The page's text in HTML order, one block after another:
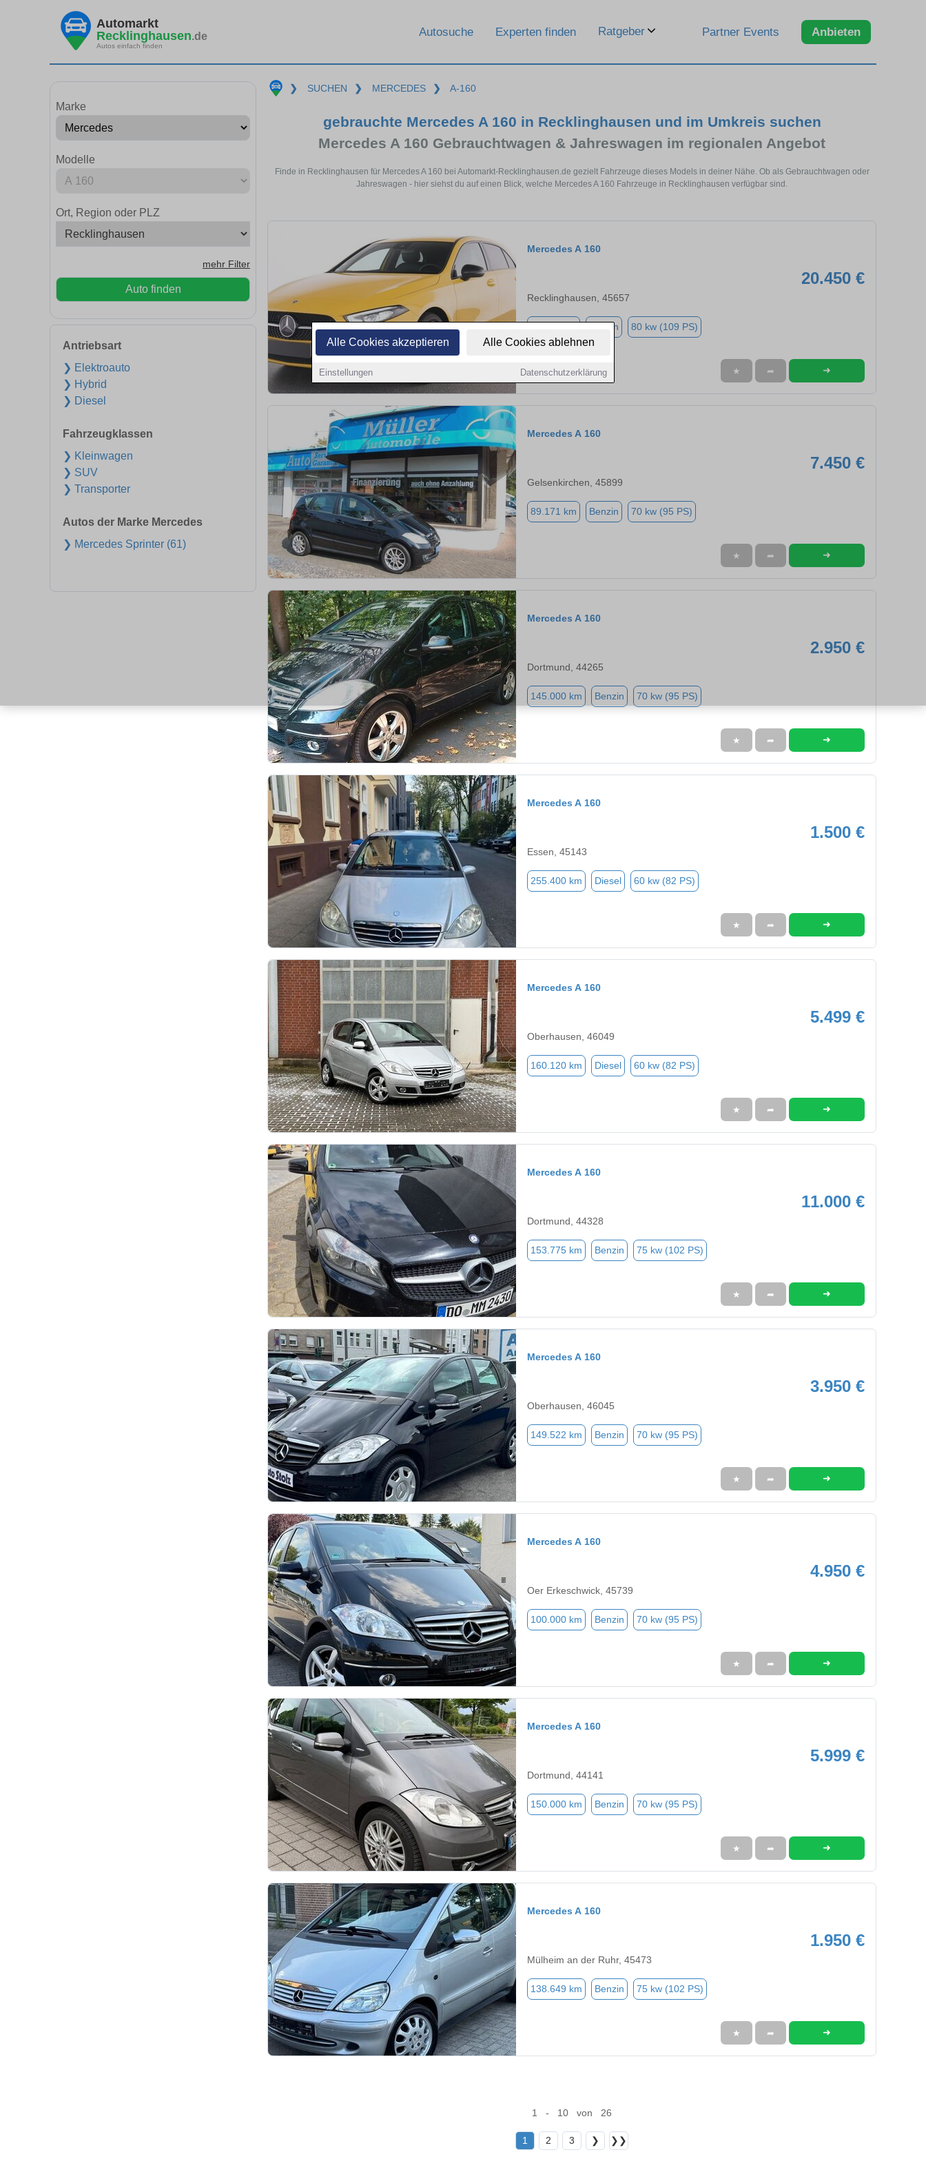
Alle Cookies akzeptieren Alle Cookies ablehnen
Einstellungen Datenschutzerklärung
Automarkt
Recklinghausen.de
Autos einfach finden
Autosuche Experten finden Ratgeber Partner Events Anbieten
Marke
Modelle
Ort, Region oder PLZ
mehr Filter
Auto finden
Antriebsart
❯ Elektroauto
❯ Hybrid
❯ Diesel
Fahrzeugklassen
❯ Kleinwagen
❯ SUV
❯ Transporter
Autos der Marke Mercedes
❯ Mercedes Sprinter (61)
❯ SUCHEN ❯ MERCEDES ❯ A-160
gebrauchte Mercedes A 160 in Recklinghausen und im Umkreis suchen
Mercedes A 160 Gebrauchtwagen & Jahreswagen im regionalen Angebot
Finde in Recklinghausen für Mercedes A 160 bei Automarkt-Recklinghausen.de gezielt Fahrzeuge dieses Models in deiner Nähe. Ob als Gebrauchtwagen oder
Jahreswagen - hier siehst du auf einen Blick, welche Mercedes A 160 Fahrzeuge in Recklinghausen verfügbar sind.
Mercedes A 160
20.450 €
Recklinghausen, 45657
Benzin 80 kw (109 PS)
★ ➦ ➜
Mercedes A 160
7.450 €
Gelsenkirchen, 45899
89.171 km Benzin 70 kw (95 PS)
★ ➦ ➜
Mercedes A 160
2.950 €
Dortmund, 44265
145.000 km Benzin 70 kw (95 PS)
★ ➦ ➜
Mercedes A 160
1.500 €
Essen, 45143
255.400 km Diesel 60 kw (82 PS)
★ ➦ ➜
Mercedes A 160
5.499 €
Oberhausen, 46049
160.120 km Diesel 60 kw (82 PS)
★ ➦ ➜
Mercedes A 160
11.000 €
Dortmund, 44328
153.775 km Benzin 75 kw (102 PS)
★ ➦ ➜
Mercedes A 160
3.950 €
Oberhausen, 46045
149.522 km Benzin 70 kw (95 PS)
★ ➦ ➜
Mercedes A 160
4.950 €
Oer Erkeschwick, 45739
100.000 km Benzin 70 kw (95 PS)
★ ➦ ➜
Mercedes A 160
5.999 €
Dortmund, 44141
150.000 km Benzin 70 kw (95 PS)
★ ➦ ➜
Mercedes A 160
1.950 €
Mülheim an der Ruhr, 45473
138.649 km Benzin 75 kw (102 PS)
★ ➦ ➜
1 - 10 von 26
1 2 3 ❯ ❯❯